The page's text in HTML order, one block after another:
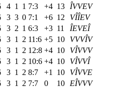
4 1 1 7:3 +4 13 ÎVVEV
3 3 0 7:1 +6 12 VÎÎEV
3 2 1 6:3 +3 11 ÎEVEÎ
3 1 2 11:6 +5 10 VVVÎV
3 1 2 12:8 +4 10 VÎVVV
3 1 2 10:6 +4 10 VÎVVÎ
3 1 2 8:7 +1 10 VÎVVE
3 1 2 7:7 0 10 EÎVVV